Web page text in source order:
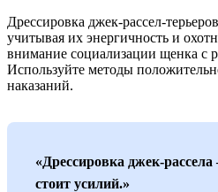
Дрессировка джек-рассел-
учитывая их энергичность и
внимание социализации щенка с
Используйте методы
наказаний.
«Дрессировка джек-
стоит усилий.»